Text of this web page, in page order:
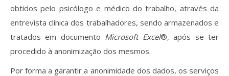
obtidos pelo psicólogo e médico do trabalho, através da
entrevista clínica dos trabalhadores, sendo armazenados e
tratados em documento Microsoft Excel®, após se ter
procedido à anonimização dos mesmos.
Por forma a garantir a anonimidade dos dados, os serviços